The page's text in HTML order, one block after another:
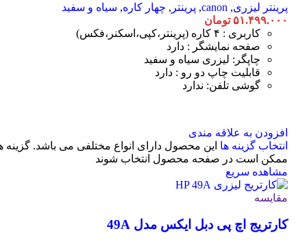
پرینتر لیزری,
canon
, پرینتر , چهار کاره, سیاه و سفید
۵۱.۴۹۹.۰۰۰ تومان
کاربری : ۴ کاره (پرینتر،کپی،اسکنر،فکس)
صفحه نمایشگر : دارد
چاپگر: لیزری سیاه و سفید
قابلیت چاپ دو رو : دارد
گوشی تلفن: ندارد
افزودن به علاقه مندی
انتخاب گزینه ها این محصول دارای انواع مختلفی می باشد. گزینه
ممکن است در صفحه محصول انتخاب شوند
مشاهده سریع
مقایسه
کارتریج اچ پی دبل ایکس مدل 49A